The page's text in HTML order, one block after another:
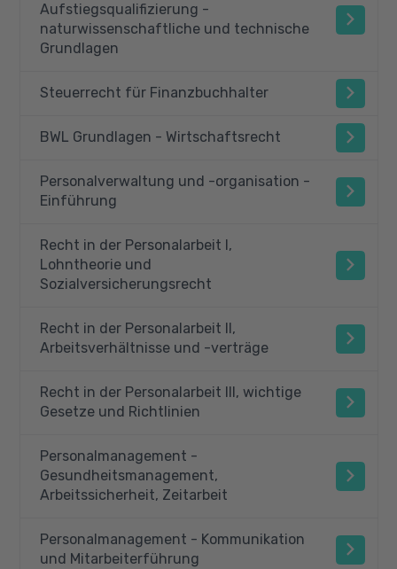
Aufstiegsqualifizierung -
naturwissenschaftliche und technische
Grundlagen
Steuerrecht für Finanzbuchhalter
BWL Grundlagen - Wirtschaftsrecht
Personalverwaltung und -organisation -
Einführung
Recht in der Personalarbeit I,
Lohntheorie und
Sozialversicherungsrecht
Recht in der Personalarbeit II,
Arbeitsverhältnisse und -verträge
Recht in der Personalarbeit III, wichtige
Gesetze und Richtlinien
Personalmanagement -
Gesundheitsmanagement,
Arbeitssicherheit, Zeitarbeit
Personalmanagement - Kommunikation
und Mitarbeiterführung